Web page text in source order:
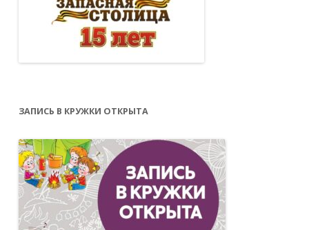
ЗАПИСЬ В КРУЖКИ ОТКРЫТА